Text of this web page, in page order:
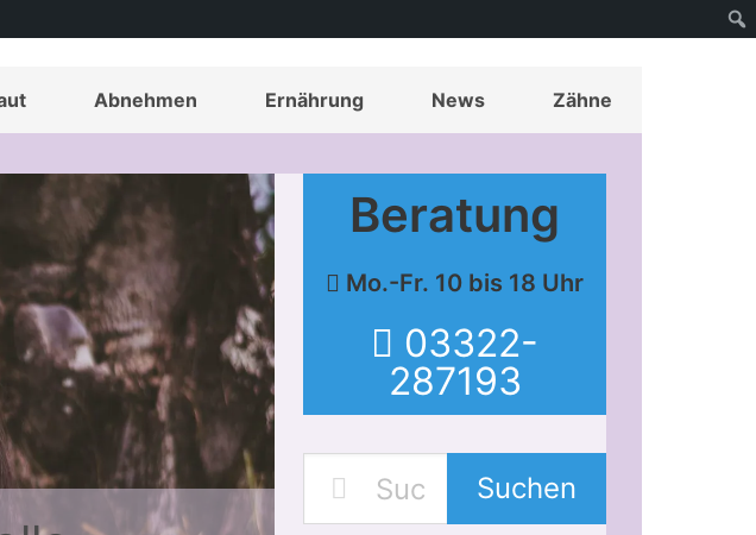
Abnehmen Ernährung News Zähne
Beratung
Mo.-Fr. 10 bis 18 Uhr
03322-
287193
Suchen